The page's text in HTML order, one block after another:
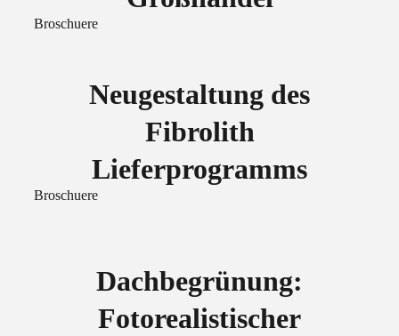
Broschuere
Neugestaltung des
Fibrolith
Lieferprogramms
Broschuere
Dachbegrünung:
Fotorealistischer